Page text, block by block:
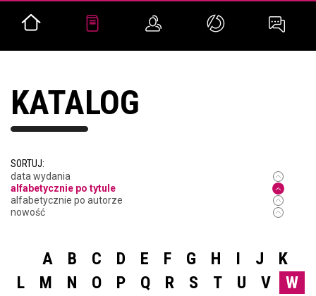
KATALOG
SORTUJ:
data wydania
alfabetycznie po tytule
alfabetycznie po autorze
nowość
A B C D E F G H I J
K
L
M N O P Q R S T U V
W